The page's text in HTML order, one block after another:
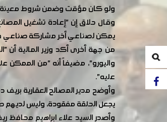
ولو كان مؤقت وضمن شروط معينة
وقال حلاق إن "إعادة تشغيل
يمكن لصناعي أخر مشاركة صناعي
من جهة أخرى أكد وزير المالية أن
واليورو"، مضيفاً أنه "من الممكن
عليه".
يجعل الحلقة مفقودة، وليس لديهم